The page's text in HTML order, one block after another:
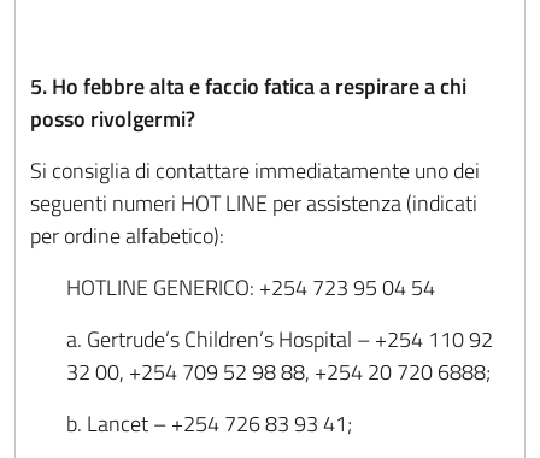
5. Ho febbre alta e faccio fatica a respirare a chi
posso rivolgermi?
Si consiglia di contattare immediatamente uno dei
seguenti numeri HOT LINE per assistenza (indicati
per ordine alfabetico):
HOTLINE GENERICO: +254 723 95 04 54
a. Gertrude’s Children’s Hospital – +254 110 92
32 00, +254 709 52 98 88, +254 20 720 6888;
b. Lancet – +254 726 83 93 41;